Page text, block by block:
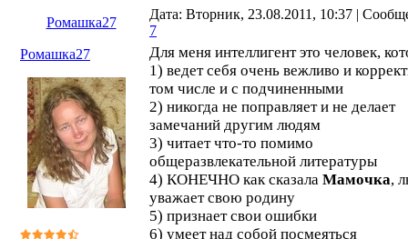
Ромашка27
Дата: Вторник, 23.08.2011, 10:37 |
7
Ромашка27
Для меня интеллигент это человек,
1) ведет себя очень вежливо и
том числе и с подчиненными
2) никогда не поправляет и не делает
замечаний другим людям
3) читает что-то помимо
общеразвлекательной литературы
4) КОНЕЧНО как сказала Мамочка,
уважает свою родину
5) признает свои ошибки
6) умеет над собой посмеяться